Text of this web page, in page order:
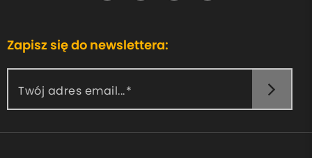
Zapisz się do newslettera:
Twój adres email...